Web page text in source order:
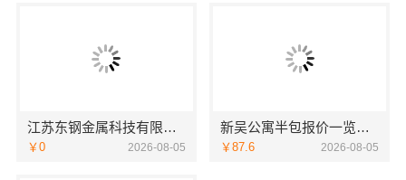
江苏东钢金属科技有限公司兴化全屋不锈钢定制生产基地
￥0 2026-08-05
新吴公寓半包报价一览，无锡亿莱居装饰工程材料有限公司帮您省心
￥87.6 2026-08-05